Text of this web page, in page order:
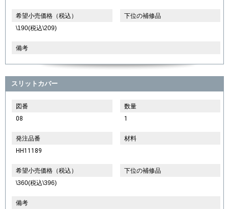
希望小売価格（税込）
\190(税込\209)
下位の補修品
備考
スリットカバー
図番
08
数量
1
発注品番
HH11189
材料
希望小売価格（税込）
\360(税込\396)
下位の補修品
備考